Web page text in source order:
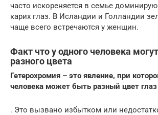
часто искореняется в семье
карих глаз. В Исландии и Голландии
чаще всего встречаются у женщин.
Факт что у одного человека
разного цвета
Гетерохромия – это явление, при
человека может быть разный цвет глаз
. Это вызвано избытком или